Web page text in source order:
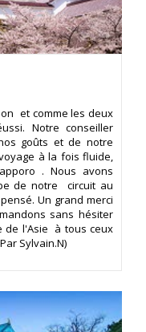
et comme les deux
Notre conseiller
goûts et de notre
à la fois fluide,
. Nous avons
de notre circuit au
Un grand merci
sans hésiter
de l'Asie à tous ceux
Sylvain.N)